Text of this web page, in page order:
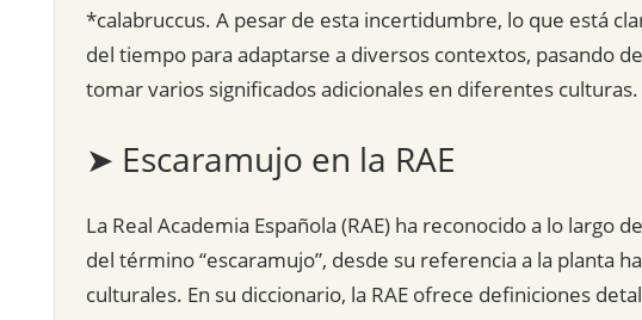
*calabruccus. A pesar de esta incertidumbre, lo que está
del tiempo para adaptarse a diversos contextos, pasando
tomar varios significados adicionales en diferentes culturas.
➤ Escaramujo en la RAE
La Real Academia Española (RAE) ha reconocido a lo largo
del término “escaramujo”, desde su referencia a la planta
culturales. En su diccionario, la RAE ofrece definiciones